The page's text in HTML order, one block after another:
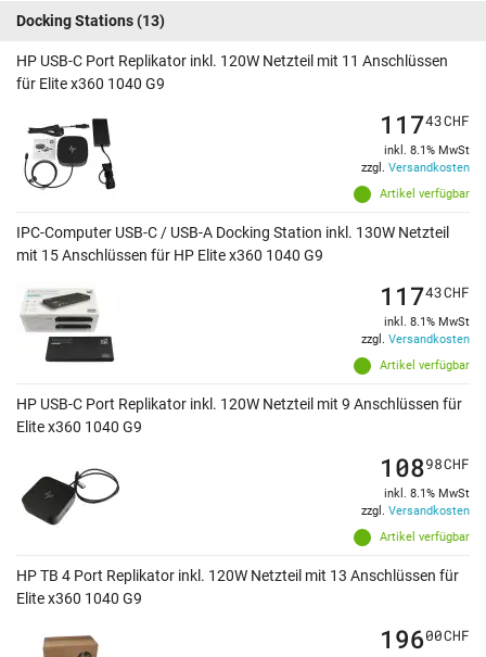
Docking Stations(13)
HP USB-C Port Replikator inkl. 120W Netzteil mit 11 Anschlüssen
für Elite x360 1040 G9
Artikel verfügbar
11743CHF
inkl. 8.1% MwSt
zzgl. Versandkosten
IPC-Computer USB-C / USB-A Docking Station inkl. 130W Netzteil
mit 15 Anschlüssen für HP Elite x360 1040 G9
Artikel verfügbar
11743CHF
inkl. 8.1% MwSt
zzgl. Versandkosten
HP USB-C Port Replikator inkl. 120W Netzteil mit 9 Anschlüssen für
Elite x360 1040 G9
Artikel verfügbar
10898CHF
inkl. 8.1% MwSt
zzgl. Versandkosten
HP TB 4 Port Replikator inkl. 120W Netzteil mit 13 Anschlüssen für
Elite x360 1040 G9
19600CHF